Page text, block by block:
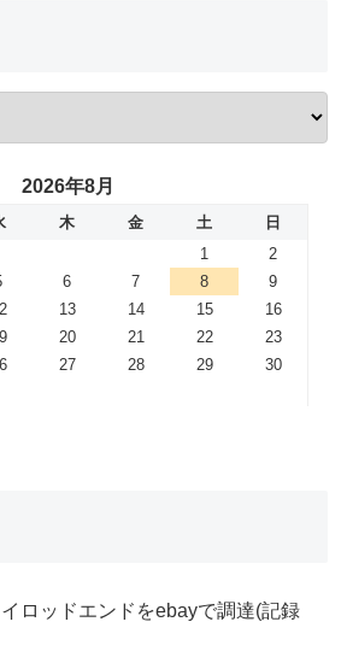
2026年8月
木 金 土
日
1
2
6 7 8
9
13 14 15
16
20 21 22
23
27 28 29
30
ロッドエンドをebayで調達(記録